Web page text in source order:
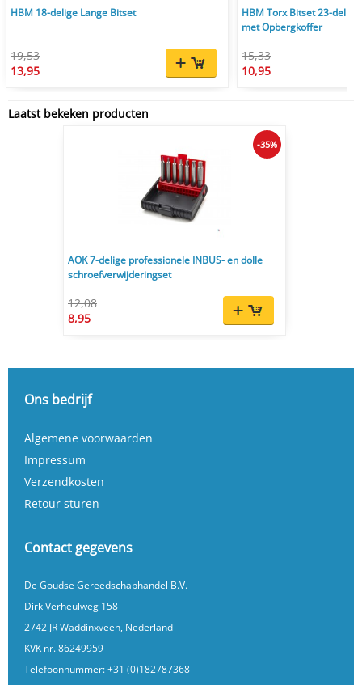
HBM 18-delige Lange Bitset
19,53
13,95
HBM Torx Bitset 23-delig
met Opbergkoffer
15,33
10,95
Laatst bekeken producten
AOK 7-delige professionele INBUS- en dolle
schroefverwijderingset
12,08
8,95
-35%
Ons bedrijf
Algemene voorwaarden
Impressum
Verzendkosten
Retour sturen
Contact gegevens
De Goudse Gereedschaphandel B.V.
Dirk Verheulweg 158
2742 JR Waddinxveen, Nederland
KVK nr. 86249959
Telefoonnummer:+31 (0)182787368